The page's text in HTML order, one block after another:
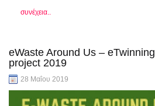
συνέχεια..
eWaste Around Us – eTwinning
project 2019
28 Μαΐου 2019